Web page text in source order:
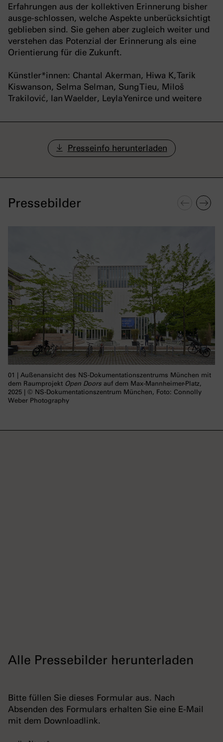
Erfahrungen aus der kollektiven Erinnerung bisher
ausge-schlossen, welche Aspekte unberücksichtigt
geblieben sind. Sie gehen aber zugleich weiter und
verstehen das Potenzial der Erinnerung als eine
Orientierung für die Zukunft.
Künstler*innen: Chantal Akerman, Hiwa K, Tarik
Kiswanson, Selma Selman, Sung Tieu, Miloš
Trakilović, Ian Waelder, Leyla Yenirce und weitere
Presseinfo herunterladen
Pressebilder
01 | Außenansicht des NS-Dokumentationszentrums München mit
dem Raumprojekt Open Doors auf dem Max-Mannheimer-Platz,
2025 | © NS-Dokumentationszentrum München, Foto: Connolly
Weber Photography
Alle Pressebilder herunterladen
Bitte füllen Sie dieses Formular aus. Nach
Absenden des Formulars erhalten Sie eine E-Mail
mit dem Downloadlink.